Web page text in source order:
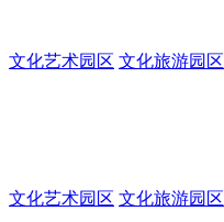
文化艺术园区 文化旅游园区
文化艺术园区 文化旅游园区